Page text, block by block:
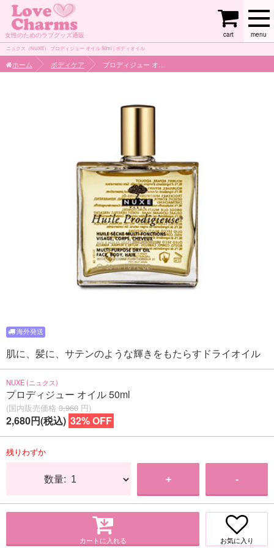
女性のためのラブグッズ通販 menu
cart
ニュクス（NUXE） プロディジュー オイル 50ml | ボディオイル
ホーム ボディケア
肌に、髪に、サテンのような輝きをもたらすドライオイル
NUXE (ニュクス)
プロディジュー オイル 50ml
(国内販売価格 3,960 円)
2,680円(税込) 32% OFF
残りわずか
数量: + -
カートに入れる お気に入り